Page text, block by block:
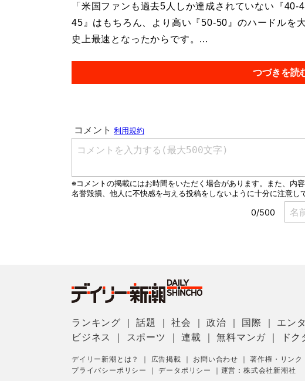
「米国ファンも過去5人しか達成されていない『
45』はもちろん、より高い『50-50』のハードルを
史上最速となったからです。...
つづきを読
ランキング ｜話題 ｜社会 ｜政治 国際 エン
ビジネス
スポーツ ｜連載 ｜無料マンガ ドク
デイリー新潮とは？ 広告掲載 お問い合わせ ｜著作権・リンク
プライバシーポリシー
｜データポリシー 運営：株式会社新潮社